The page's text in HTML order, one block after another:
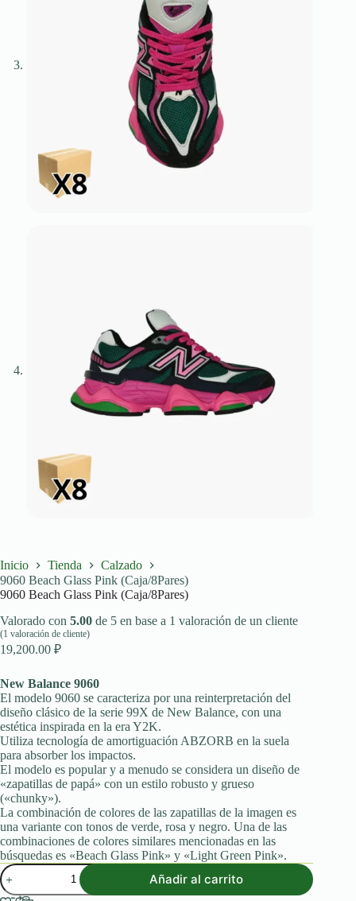
Inicio Tienda
Calzado
9060 Beach Glass Pink (Caja/8Pares)
9060 Beach Glass Pink (Caja/8Pares)
Valorado con 5.00 de 5 en base a 1 valoración de un cliente
(1 valoración de cliente)
19,200.00 ₽
New Balance 9060
El modelo 9060 se caracteriza por una reinterpretación del
diseño clásico de la serie 99X de New Balance, con una
estética inspirada en la era Y2K.
Utiliza tecnología de amortiguación ABZORB en la suela
para absorber los impactos.
El modelo es popular y a menudo se considera un diseño de
«zapatillas de papá» con un estilo robusto y grueso
(«chunky»).
La combinación de colores de las zapatillas de la imagen es
una variante con tonos de verde, rosa y negro. Una de las
combinaciones de colores similares mencionadas en las
búsquedas es «Beach Glass Pink» y «Light Green Pink».
9060
Beach
Glass
Añadir al carrito